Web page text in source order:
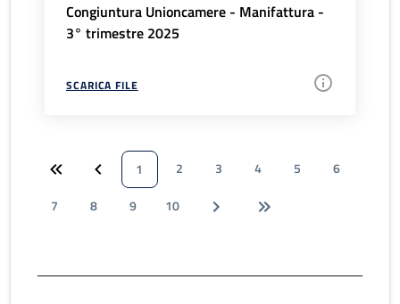
Congiuntura Unioncamere - Manifattura -
3° trimestre 2025
SCARICA FILE
1 2 3 4 5
6
7
8 9 10